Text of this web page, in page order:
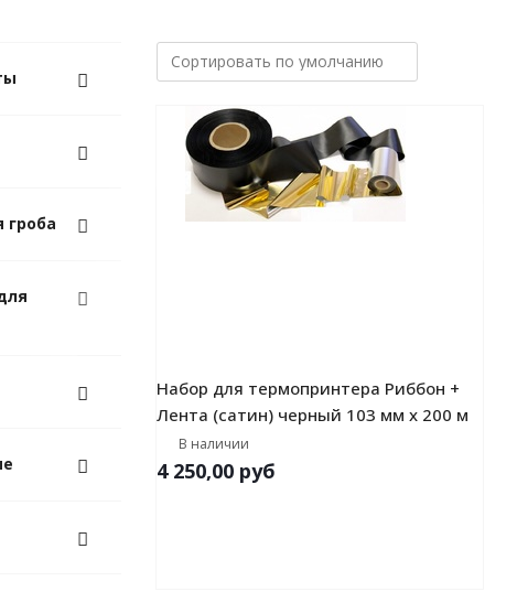
гроба
Набор для термопринтера Риббон +
Лента (сатин) черный 103 мм х 200 м
В наличии
4 250,00 руб